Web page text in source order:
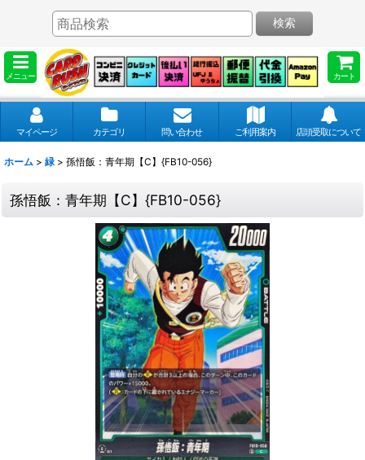
メニュー カート
検索
マイページ カテゴリ 問い合わせ ご利用案内 店頭受取について
ホーム > 緑 > 孫悟飯：青年期【C】{FB10-056}
孫悟飯：青年期【C】{FB10-056}